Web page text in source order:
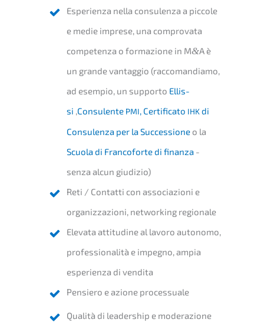
Esperi­en­za nella consu­len­za a picco­le
e medie impre­se, una compro­vata
compe­tenza o forma­zio­ne in M&A è
un grande vantag­gio (racco­man­dia­mo,
ad esempio, un supporto Ellis­
si Consu­len­te PMI Certi­fi­ca­to IHKdi
Consu­len­za per la Succes­sio­neo la
Scuola di Franco­for­te di finan­za-
senza alcun giudizio)
Reti / Contat­ti con associa­zio­ni e
organiz­za­zio­ni, networ­king regionale
Elevata attitu­di­ne al lavoro autono­mo,
profes­sio­na­li­tà e impeg­no, ampia
esperi­en­za di vendita
Pensie­ro e azione processuale
Quali­tà di leader­ship e moderazione